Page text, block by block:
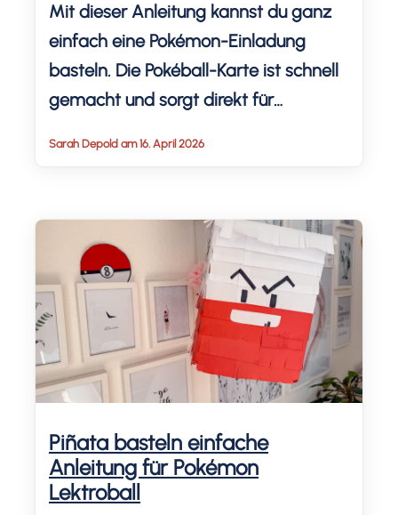
Mit dieser Anleitung kannst du ganz
einfach eine Pokémon-Einladung
basteln. Die Pokéball-Karte ist schnell
gemacht und sorgt direkt für
lässt sich aufklappen und ist auch für
Sarah Depold am 16. April 2026
Piñata basteln einfache
Anleitung für Pokémon
Lektroball